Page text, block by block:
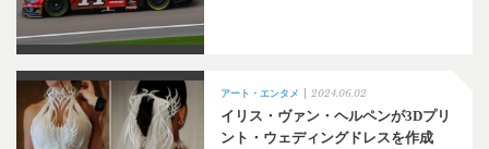
アート・エンタメ 2024.06.02
イリス・ヴァン・ヘルペンが3Dプリ
ント・ウェディングドレスを作成